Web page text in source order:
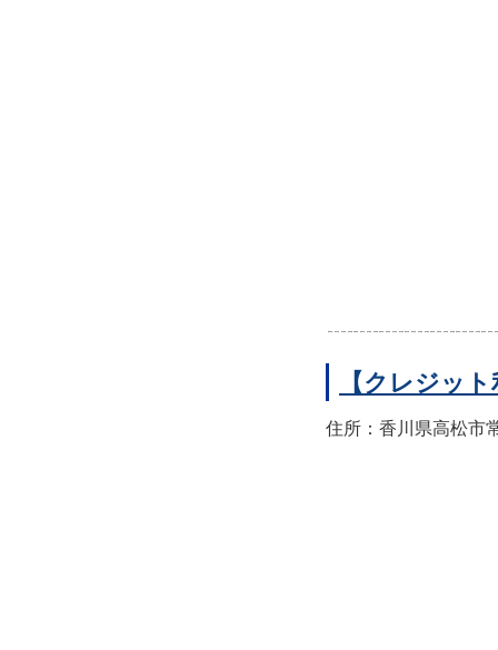
【クレジッ
住所：香川県高松市